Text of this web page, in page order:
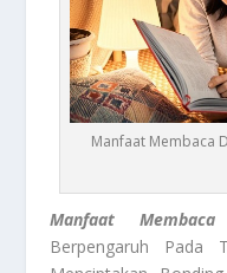
Manfaat Membaca
Manfaat Membaca
Berpengaruh Pada